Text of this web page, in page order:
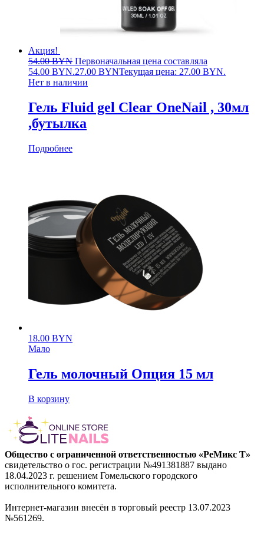
Акция!
54.00BYN Первоначальная цена составляла
54.00 BYN.27.00 BYNТекущая цена: 27.00 BYN.
Нет в наличии
Гель Fluid gel Clear OneNail , 30мл
,бутылка
Подробнее
18.00 BYN
Мало
Гель молочный Опция 15 мл
В корзину
Общество с ограниченной ответственностью «РеМикс Т»
свидетельство о гос. регистрации №491381887 выдано
18.04.2023 г. решением Гомельского городского
исполнительного комитета.
Интернет-магазин внесён в торговый реестр 13.07.2023
№561269.